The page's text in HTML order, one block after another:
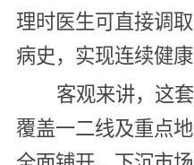
理时医生可直接调
病史，实现连续健康
客观来讲，这
覆盖一二线及重点